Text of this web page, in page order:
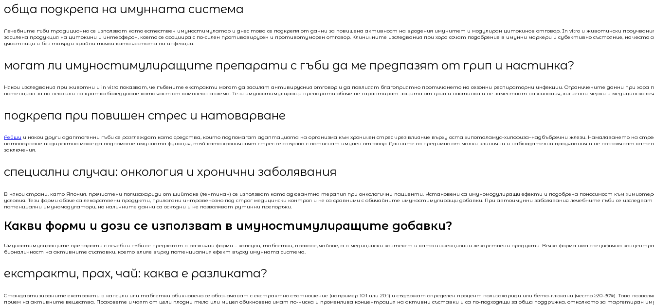
обща подкрепа на имунната система
Лечебните гъби традиционно се използват като естествен имуностимулатор и днес това се подкрепя от данни за повишена активност на вродения имунитет и модулиран цитокинов отговор. In vitro и животински
засилена продукция на цитокини и интерферон, което се асоциира с по-силен противовирусен и противотуморен отговор. Клиничните изследвания при хора сочат подобрение в имунни маркери и субективно състояние, но често
участници и без твърди крайни точки като честота на инфекции.
могат ли имуностимулиращите препарати с гъби да ме предпазят от грип и настинка?
Някои изследвания при животни и in vitro показват, че гъбените екстракти могат да засилят антивирусния отговор и да повлияят благоприятно протичането на сезонни респираторни инфекции. Ограничените данни при хора
потенциал за по-леко или по-кратко боледуване като част от комплексна схема. Тези имуностимулиращи препарати обаче не гарантират защита от грип и настинка и не заместват ваксинация, хигиенни мерки и медицинско
подкрепа при повишен стрес и натоварване
Рейши и някои други адаптогенни гъби се разглеждат като средства, които подпомагат адаптацията на организма към хроничен стрес чрез влияние върху оста хипоталамус–хипофиза–надбъбречни жлези. Намаляването на
натоварване индиректно може да подпомогне имунната функция, тъй като хроничният стрес се свързва с потиснат имунен отговор. Данните са предимно от малки клинични и наблюдателни проучвания и не позволяват
заключения.
специални случаи: онкология и хронични заболявания
В някои страни, като Япония, пречистени полизахариди от шийтаке (лентинан) се използват като адювантна терапия при онкологични пациенти. Установени са имуномодулиращи ефекти и подобрена поносимост към
условия. Тези форми обаче са лекарствени продукти, прилагани интравенозно под строг медицински контрол и не са сравними с обичайните имуностимулиращи добавки. При автоимунни заболявания лечебните гъби се
потенциални имуномодулатори, но наличните данни са оскъдни и не позволяват рутинни препоръки.
Какви форми и дози се използват в имуностимулиращите добавки?
Имуностимулиращите препарати с лечебни гъби се предлагат в различни форми – капсули, таблетки, прахове, чайове, а в медицински контекст и като инжекционни лекарствени продукти. Всяка форма има специфична
бионаличност на активните съставки, което влияе върху потенциалния ефект върху имунната система.
екстракти, прах, чай: каква е разликата?
Стандартизираните екстракти в капсули или таблетки обикновено се обозначават с екстрактно съотношение (например 10:1 или 20:1) и съдържат определен процент полизахариди или бета-глюкани (често ≥20–30%). Това
прием на активните вещества. Праховете и чаят от цели плодни тела или мицел обикновено имат по-ниска и променлива концентрация на активни съставки и са по-подходящи за обща поддръжка, отколкото за таргетиран